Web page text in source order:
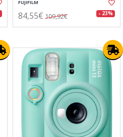
FUJIFILM
84,55€ 109,92€ - 23%